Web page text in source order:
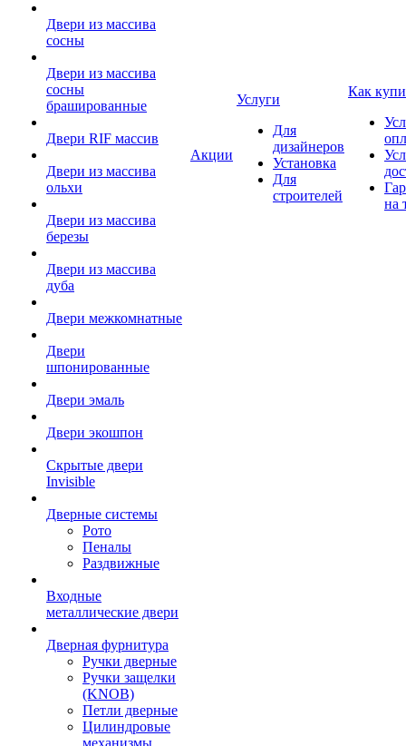
Двери из массива
сосны
Двери из массива
сосны
брашированные
Двери RIF массив
Двери из массива
ольхи
Двери из массива
березы
Двери из массива
дуба
Двери межкомнатные
Двери
шпонированные
Двери эмаль
Двери экошпон
Скрытые двери
Invisible
Дверные системы
Рото
Пеналы
Раздвижные
Входные
металлические двери
Дверная фурнитура
Ручки дверные
Ручки защелки
(KNOB)
Петли дверные
Цилиндровые
механизмы
Акции
Услуги
Для
дизайнеров
Установка
Для
строителей
Как
на